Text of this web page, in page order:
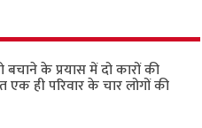
बचाने के प्रयास में दो कारों की
ही परिवार के चार लोगों की